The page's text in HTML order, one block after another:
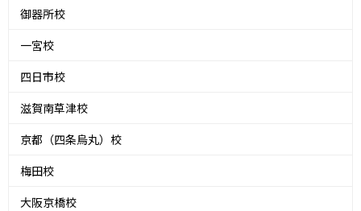
御器所校
一宮校
四日市校
滋賀南草津校
京都（四条烏丸）校
梅田校
大阪京橋校